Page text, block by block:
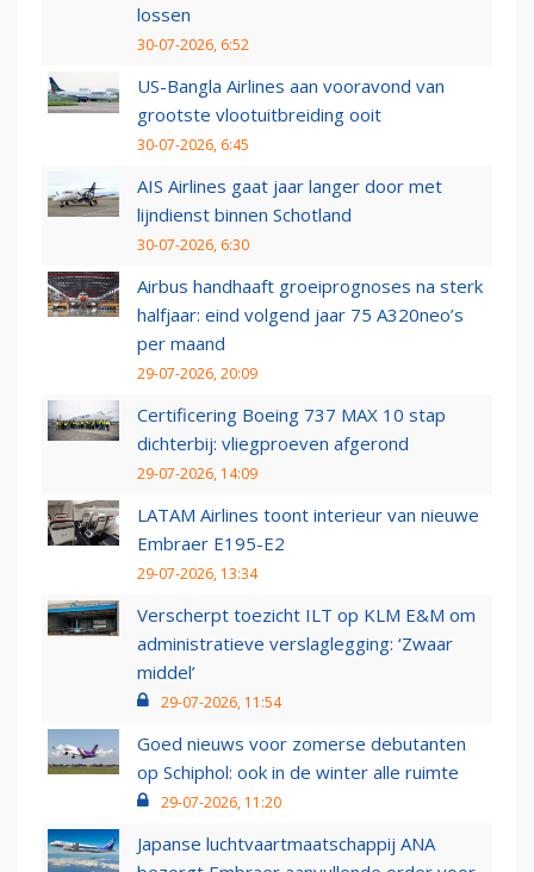
lossen
30-07-2026, 6:52
US-Bangla Airlines aan vooravond van
grootste vlootuitbreiding ooit
30-07-2026, 6:45
AIS Airlines gaat jaar langer door met
lijndienst binnen Schotland
30-07-2026, 6:30
Airbus handhaaft groeiprognoses na sterk
halfjaar: eind volgend jaar 75 A320neo’s
per maand
29-07-2026, 20:09
Certificering Boeing 737 MAX 10 stap
dichterbij: vliegproeven afgerond
29-07-2026, 14:09
LATAM Airlines toont interieur van nieuwe
Embraer E195-E2
29-07-2026, 13:34
Verscherpt toezicht ILT op KLM E&M om
administratieve verslaglegging: ‘Zwaar
middel’
29-07-2026, 11:54
Goed nieuws voor zomerse debutanten
op Schiphol: ook in de winter alle ruimte
29-07-2026, 11:20
Japanse luchtvaartmaatschappij ANA